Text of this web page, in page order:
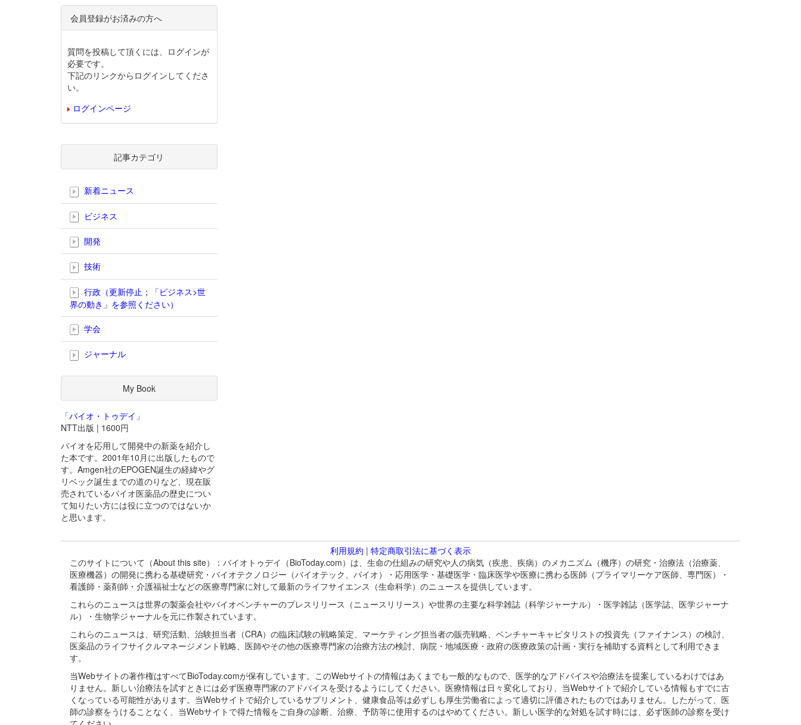
会員登録がお済みの方へ
質問を投稿して頂くには、ログインが
必要です。
下記のリンクからログインしてくださ
い。
ログインページ
記事カテゴリ
新着ニュース
ビジネス
開発
技術
行政（更新停止；「ビジネス>世
界の動き」を参照ください）
学会
ジャーナル
My Book
「バイオ・トゥデイ」
NTT出版 | 1600円
バイオを応用して開発中の新薬を紹介し
た本です。2001年10月に出版したもので
す。Amgen社のEPOGEN誕生の経緯やグ
リベック誕生までの道のりなど、現在販
売されているバイオ医薬品の歴史につい
て知りたい方には役に立つのではないか
と思います。
利用規約 | 特定商取引法に基づく表示
このサイトについて（About this site）：バイオトゥデイ（BioToday.com）は、生命の仕組みの研究や人の病気（疾患、疾病）のメカニズム（機序）の研究・治療法（治療薬、
医療機器）の開発に携わる基礎研究・バイオテクノロジー（バイオテック、バイオ）・応用医学・基礎医学・臨床医学や医療に携わる医師（プライマリーケア医師、専門医）・
看護師・薬剤師・介護福祉士などの医療専門家に対して最新のライフサイエンス（生命科学）のニュースを提供しています。
これらのニュースは世界の製薬会社やバイオベンチャーのプレスリリース（ニュースリリース）や世界の主要な科学雑誌（科学ジャーナル）・医学雑誌（医学誌、医学ジャーナ
ル）・生物学ジャーナルを元に作製されています。
これらのニュースは、研究活動、治験担当者（CRA）の臨床試験の戦略策定、マーケティング担当者の販売戦略、ベンチャーキャピタリストの投資先（ファイナンス）の検討、
医薬品のライフサイクルマネージメント戦略、医師やその他の医療専門家の治療方法の検討、病院・地域医療・政府の医療政策の計画・実行を補助する資料として利用できま
す。
当Webサイトの著作権はすべてBioToday.comが保有しています。このWebサイトの情報はあくまでも一般的なもので、医学的なアドバイスや治療法を提案しているわけではあ
りません。新しい治療法を試すときには必ず医療専門家のアドバイスを受けるようにしてください。医療情報は日々変化しており、当Webサイトで紹介している情報もすでに古
くなっている可能性があります。当Webサイトで紹介しているサプリメント、健康食品等は必ずしも厚生労働省によって適切に評価されたものではありません。したがって、医
師の診察をうけることなく、当Webサイトで得た情報をご自身の診断、治療、予防等に使用するのはやめてください。新しい医学的な対処を試す時には、必ず医師の診察を受け